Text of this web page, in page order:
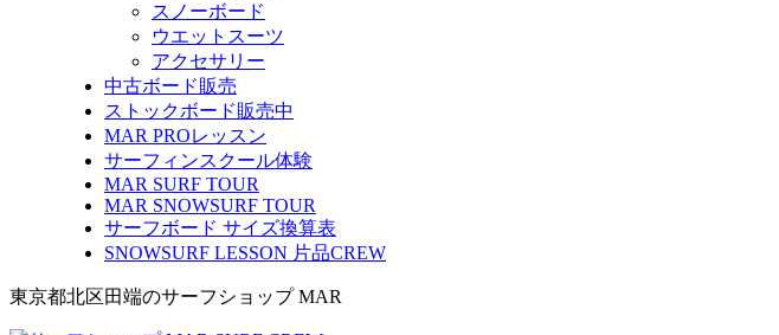
スノーボード
ウエットスーツ
アクセサリー
中古ボード販売
ストックボード販売中
MAR PROレッスン
サーフィンスクール体験
MAR SURF TOUR
MAR SNOWSURF TOUR
サーフボード サイズ換算表
SNOWSURF LESSON 片品CREW
東京都北区田端のサーフショップ MAR